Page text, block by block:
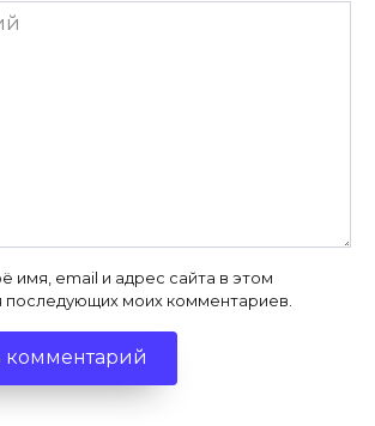
имя, email и адрес сайта в этом
последующих моих комментариев.